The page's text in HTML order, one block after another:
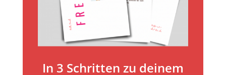
In 3 Schritten zu deinem